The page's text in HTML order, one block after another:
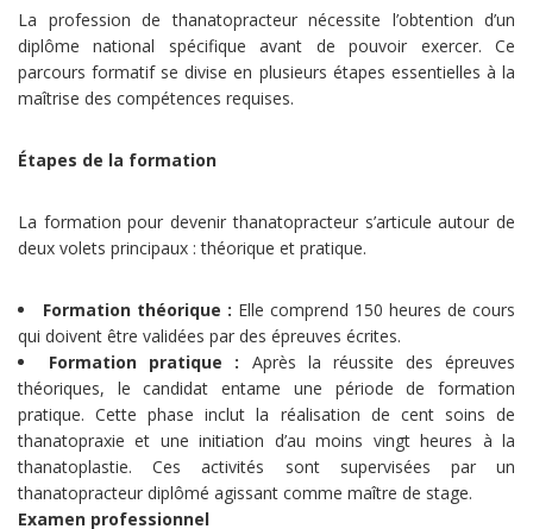
La profession de thanatopracteur nécessite l’obtention d’un
diplôme national spécifique avant de pouvoir exercer. Ce
parcours formatif se divise en plusieurs étapes essentielles à la
maîtrise des compétences requises.
Étapes de la formation
La formation pour devenir thanatopracteur s’articule autour de
deux volets principaux : théorique et pratique.
Formation théorique : Elle comprend 150 heures de cours
qui doivent être validées par des épreuves écrites.
Formation pratique : Après la réussite des épreuves
théoriques, le candidat entame une période de formation
pratique. Cette phase inclut la réalisation de cent soins de
thanatopraxie et une initiation d’au moins vingt heures à la
thanatoplastie. Ces activités sont supervisées par un
thanatopracteur diplômé agissant comme maître de stage.
Examen professionnel